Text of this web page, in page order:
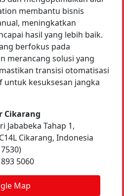
membantu bisnis
meningkatkan
hasil yang lebih baik.
berfokus pada
merancang solusi yang
transisi otomatisasi
untuk kesuksesan jangka
Cikarang
Jababeka Tahap 1,
Cikarang, Indonesia
5060
Map